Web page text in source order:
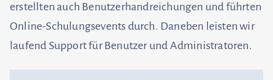
erstellten auch Benutzerhandreichungen und führten
Online-Schulungsevents durch. Daneben leisten wir
laufend Support für Benutzer und Administratoren.